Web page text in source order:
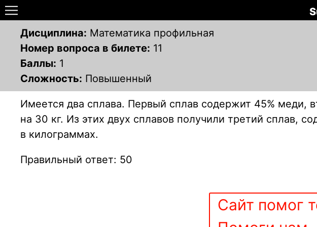
Дисциплина: Математика профильная
Номер вопроса в билете: 11
Баллы: 1
Сложность: Повышенный
Имеется два сплава. Первый сплав содержит 45% меди,
на 30 кг. Из этих двух сплавов получили третий сплав,
в килограммах.
Правильный ответ: 50
Сайт помог